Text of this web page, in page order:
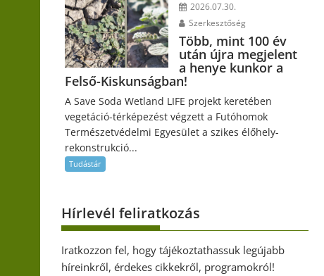
2026.07.30.
Szerkesztőség
Több, mint 100 év
után újra megjelent
a henye kunkor a
Felső-Kiskunságban!
A Save Soda Wetland LIFE projekt keretében
vegetáció-térképezést végzett a Futóhomok
Természetvédelmi Egyesület a szikes élőhely-
rekonstrukció...
Tudástár
Hírlevél feliratkozás
Iratkozzon fel, hogy tájékoztathassuk legújabb
híreinkről, érdekes cikkekről, programokról!